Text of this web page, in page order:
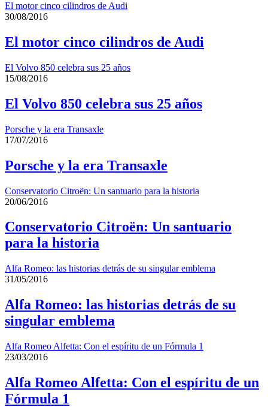
El motor cinco cilindros de Audi
30/08/2016
El motor cinco cilindros de Audi
El Volvo 850 celebra sus 25 años
15/08/2016
El Volvo 850 celebra sus 25 años
Porsche y la era Transaxle
17/07/2016
Porsche y la era Transaxle
Conservatorio Citroën: Un santuario para la historia
20/06/2016
Conservatorio Citroën: Un santuario
para la historia
Alfa Romeo: las historias detrás de su singular emblema
31/05/2016
Alfa Romeo: las historias detrás de su
singular emblema
Alfa Romeo Alfetta: Con el espíritu de un Fórmula 1
23/03/2016
Alfa Romeo Alfetta: Con el espíritu de un
Fórmula 1